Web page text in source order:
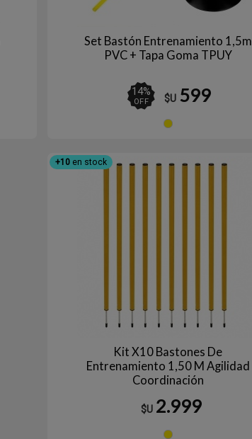
Set Bastón Entrenamiento 1,5m
PVC + Tapa Goma TPUY
14%
OFF $U 599
+10 en stock
Kit X10 Bastones De
Entrenamiento 1,50 M Agilidad
Coordinación
$U 2.999